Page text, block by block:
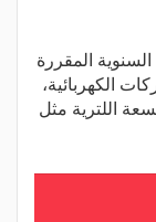
المقررة
الكهربائية،
اللترية مثل